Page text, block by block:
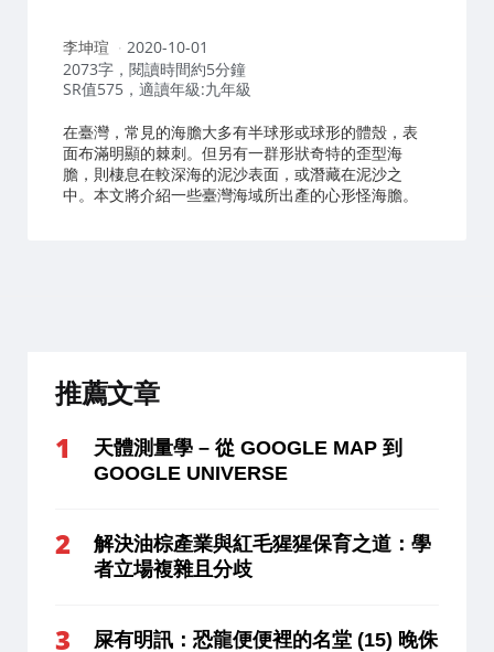
作
者：
李坤瑄
2020-10-01
2073字，閱讀時間約5分鐘
SR值575，適讀年級:九年級
在臺灣，常見的海膽大多有半球形或球形的體殼，表
面布滿明顯的棘刺。但另有一群形狀奇特的歪型海
膽，則棲息在較深海的泥沙表面，或潛藏在泥沙之
中。本文將介紹一些臺灣海域所出產的心形怪海膽。
推薦文章
天體測量學 – 從 GOOGLE MAP 到
GOOGLE UNIVERSE
解決油棕產業與紅毛猩猩保育之道：學
者立場複雜且分歧
屎有明訊：恐龍便便裡的名堂 (15) 晚侏